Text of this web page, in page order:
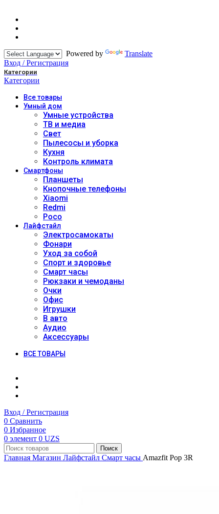
Powered by
Translate
Вход / Регистрация
Категории
Категории
Всетовары
Умный дом
Умные устройства
ТВ и медиа
Свет
Пылесосы и уборка
Кухня
Контроль климата
Смартфоны
Планшеты
Кнопочные телефоны
Xiaomi
Redmi
Poco
Лайфстайл
Электросамокаты
Фонари
Уход за собой
Спорт и здоровье
Смарт часы
Рюкзаки и чемоданы
Очки
Офис
Игрушки
В авто
Аудио
Аксессуары
ВСЕ ТОВАРЫ
Вход / Регистрация
0 Сравнить
0 Избранное
0 элемент 0 UZS
Поиск
Главная Магазин Лайфстайл Смарт часы Amazfit Pop 3R